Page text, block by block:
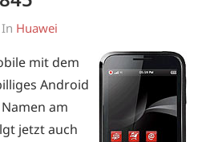
Von
In Huawei
mit dem
Android
am
jetzt auch